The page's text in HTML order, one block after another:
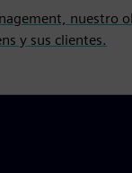
nuestro
y sus clientes.